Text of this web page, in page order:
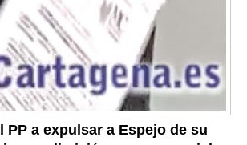
PP a expulsar a Espejo de su